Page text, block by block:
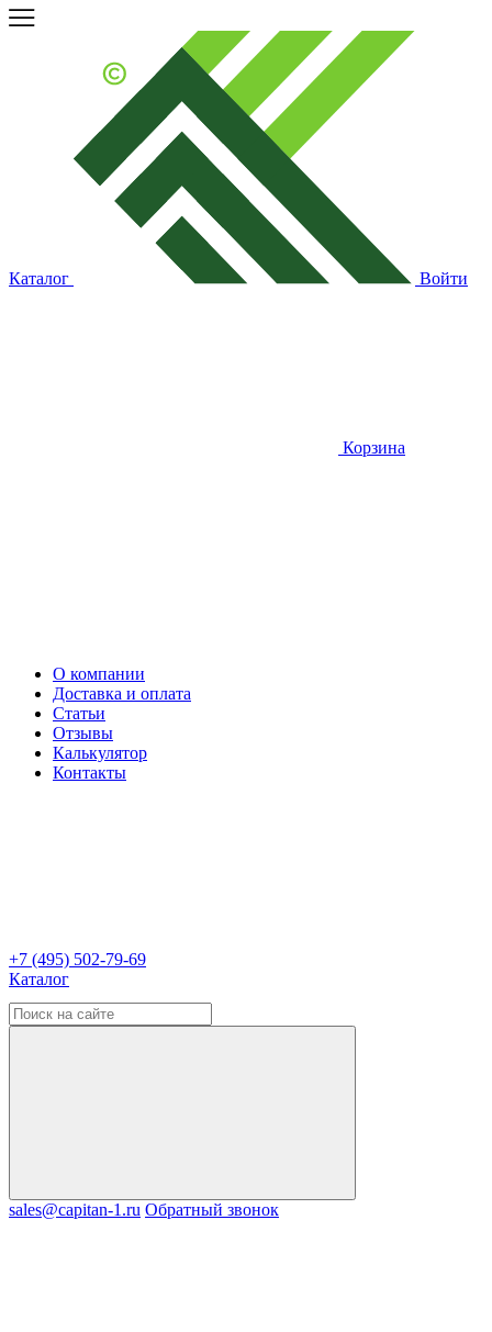
Каталог Войти
Корзина
О компании
Доставка и оплата
Статьи
Отзывы
Калькулятор
Контакты
+7 (495) 502-79-69
Каталог
sales@capitan-1.ru Обратный звонок